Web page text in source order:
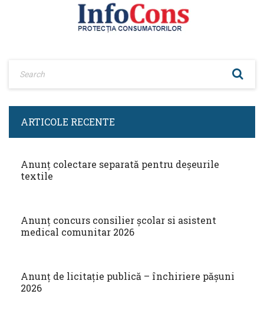
ARTICOLE RECENTE
Anunț colectare separată pentru deșeurile
textile
Anunț concurs consilier școlar si asistent
medical comunitar 2026
Anunț de licitație publică – închiriere pășuni
2026